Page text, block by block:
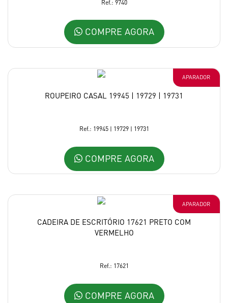
Ref.: 9740
COMPRE AGORA
APARADOR
ROUPEIRO CASAL 19945 | 19729 | 19731
Ref.: 19945 | 19729 | 19731
COMPRE AGORA
APARADOR
CADEIRA DE ESCRITÓRIO 17621 PRETO COM
VERMELHO
Ref.: 17621
COMPRE AGORA